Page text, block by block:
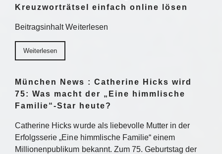
Kreuzworträtsel einfach online lösen
Beitragsinhalt Weiterlesen
Weiterlesen
München News : Catherine Hicks wird
75: Was macht der „Eine himmlische
Familie“-Star heute?
Catherine Hicks wurde als liebevolle Mutter in der
Erfolgsserie „Eine himmlische Familie“ einem
Millionenpublikum bekannt. Zum 75. Geburtstag der